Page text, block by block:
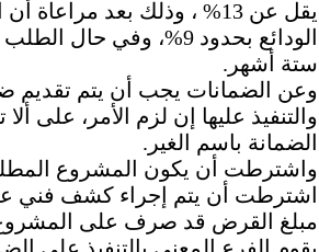
الودائع بحدود 9%،
ستة أشهر.
وعن الضمانات يجب أن يتم تقديم
الضمانة باسم الغير.
واشترطت أن يكون المشروع
اشترطت أن يتم إجراء كشف فني
مبلغ القرض قد صرف على